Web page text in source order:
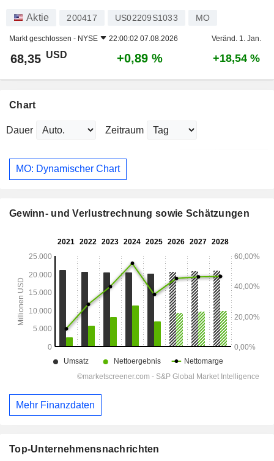
Aktie 200417 US02209S1033 MO
Markt geschlossen - NYSE 22:00:02 07.08.2026 Veränd. 1. Jan.
68,35 USD +0,89 % +18,54 %
Chart
Dauer Zeitraum
MO: Dynamischer Chart
Gewinn- und Verlustrechnung sowie Schätzungen
Mehr Finanzdaten
Top-Unternehmensnachrichten